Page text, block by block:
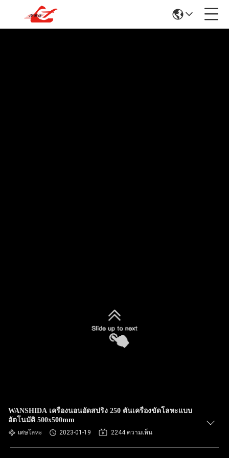
WANSHIDA เครื่องนอนอัดสปริง 250 ตันเครื่องขัดโลหะแบบ
อัตโนมัติ 500x500mm
เศษโลหะ 2023-01-19 2244 ความเห็น